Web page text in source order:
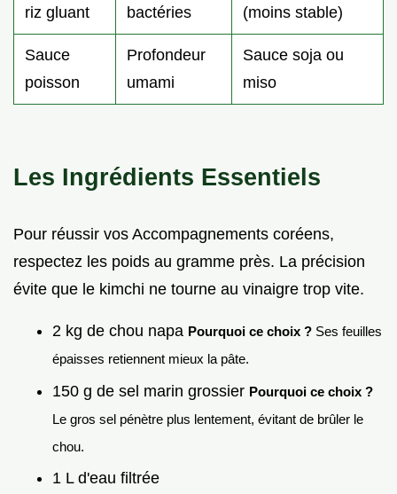
riz gluant
bactéries
(moins stable)
Sauce
poisson
Profondeur
umami
Sauce soja ou
miso
Les Ingrédients Essentiels
Pour réussir vos Accompagnements coréens,
respectez les poids au gramme près. La précision
évite que le kimchi ne tourne au vinaigre trop vite.
2 kg de chou napa Pourquoi ce choix ? Ses feuilles
épaisses retiennent mieux la pâte.
150 g de sel marin grossier Pourquoi ce choix ?
Le gros sel pénètre plus lentement, évitant de brûler le
chou.
1 L d'eau filtrée